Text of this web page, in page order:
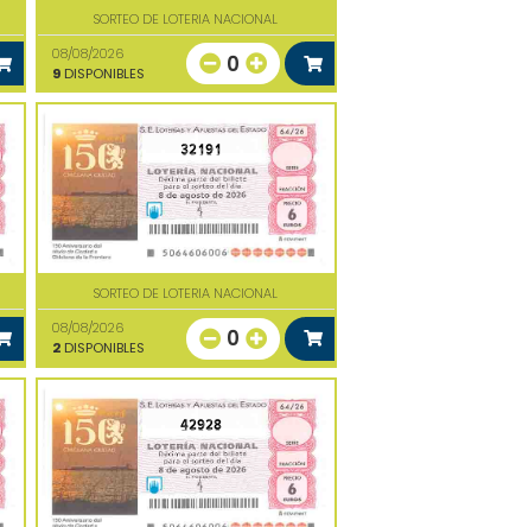
SORTEO DE LOTERIA NACIONAL
08/08/2026
9DISPONIBLES 0
32191
SORTEO DE LOTERIA NACIONAL
08/08/2026
2DISPONIBLES 0
42928